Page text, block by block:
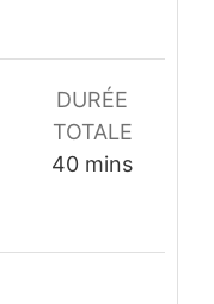
DURÉE
TOTALE
40minutes
mins